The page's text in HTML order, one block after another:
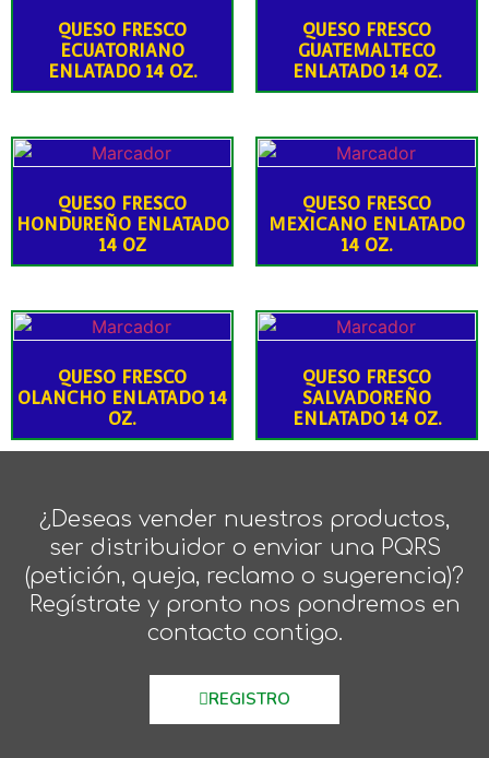
QUESO FRESCO
ECUATORIANO
ENLATADO 14 OZ.
QUESO FRESCO
GUATEMALTECO
ENLATADO 14 OZ.
QUESO FRESCO
HONDUREÑO ENLATADO
14 OZ
QUESO FRESCO
MEXICANO ENLATADO
14 OZ.
QUESO FRESCO
OLANCHO ENLATADO 14
OZ.
QUESO FRESCO
SALVADOREÑO
ENLATADO 14 OZ.
¿Deseas vender nuestros productos,
ser distribuidor o enviar una PQRS
(petición, queja, reclamo o sugerencia)?
Regístrate y pronto nos pondremos en
contacto contigo.
REGISTRO